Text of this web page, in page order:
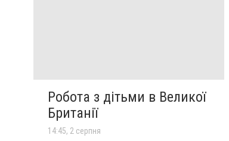
Робота з дітьми в Великої
Британії
14:45, 2 серпня